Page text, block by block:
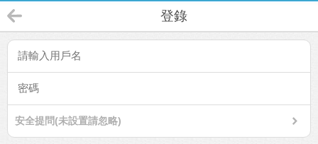
登錄
安全提問(未設置請忽略)